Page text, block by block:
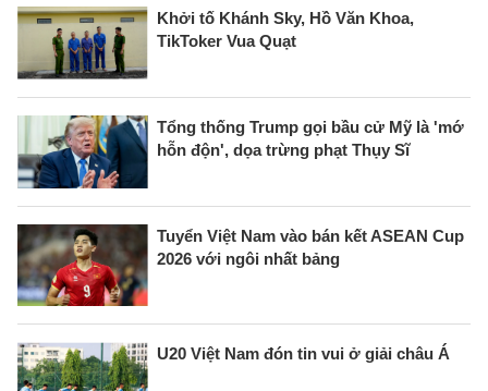
Khởi tố Khánh Sky, Hồ Văn Khoa,
TikToker Vua Quạt
Tổng thống Trump gọi bầu cử Mỹ là 'mớ
hỗn độn', dọa trừng phạt Thụy Sĩ
Tuyển Việt Nam vào bán kết ASEAN Cup
2026 với ngôi nhất bảng
U20 Việt Nam đón tin vui ở giải châu Á